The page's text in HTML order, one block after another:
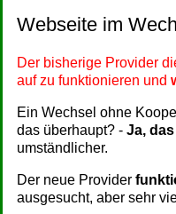
Webseite im
Der bisherige Provider
auf zu funktionieren und
Ein Wechsel ohne
das überhaupt? - Ja,
umständlicher.
Der neue Provider
ausgesucht, aber sehr